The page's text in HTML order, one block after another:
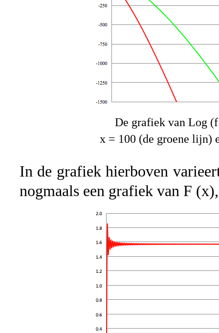
De grafiek van Log
x = 100 (de groene lijn)
In de grafiek hierboven
nogmaals een grafiek van F